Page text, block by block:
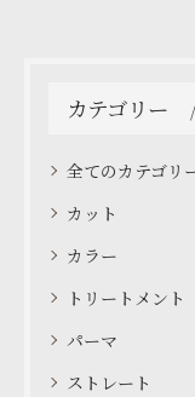
カテゴリー
全てのカテゴリ
カット
カラー
トリートメント
パーマ
ストレート